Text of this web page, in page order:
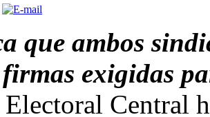
que ambos
exigidas
Electoral Central